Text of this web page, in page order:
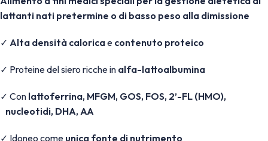
lattanti nati pretermine o di basso peso alla dimissione
✓ Alta densità caloricae contenuto proteico
✓ Proteine del siero ricche in alfa-lattoalbumina
✓ Con lattoferrina, MFGM, GOS, FOS, 2’-FL (HMO),
nucleotidi, DHA, AA
✓ Idoneo come unica fonte di nutrimento